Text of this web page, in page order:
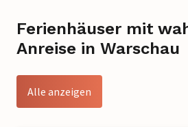
Ferienhäuser mit
Anreise in Warschau
Alle anzeigen